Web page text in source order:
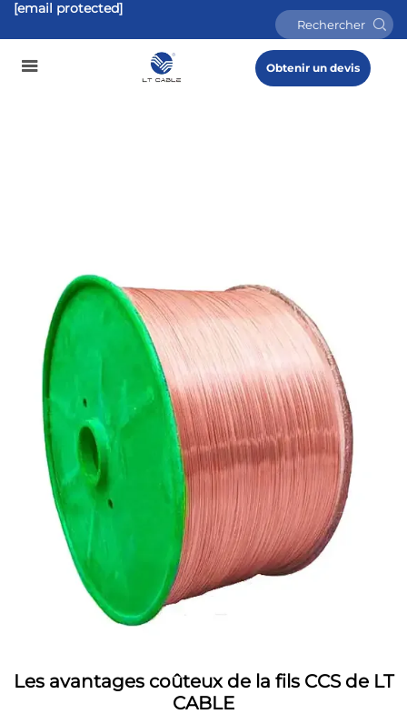
[email protected]
Obtenir un devis
Les avantages coûteux de la fils CCS de LT
CABLE